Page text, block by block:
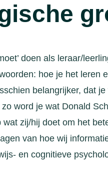
doen als leraar/
hoe je het leren
belangrijker, dat
word je wat Donald
zij/hij doet om het
van hoe wij
en cognitieve